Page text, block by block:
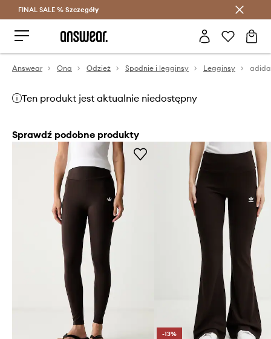
Oszczędzaj z Answear Club >
FINAL SALE % Szczegóły
Answear Ona Odzież Spodnie i legginsy Legginsy
Ten produkt jest aktualnie niedostępny
Sprawdź podobne produkty
-13%